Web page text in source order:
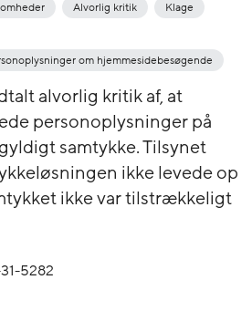
Alvorlig kritik
Klage
om hjemmesidebesøgende
alvorlig kritik af, at
personoplysninger på
samtykke. Tilsynet
ikke levede op
ikke var tilstrækkeligt
5282